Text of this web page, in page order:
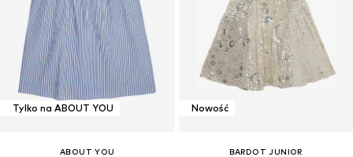
Tylko na ABOUT YOU
ABOUT YOU
Nowość
BARDOT JUNIOR